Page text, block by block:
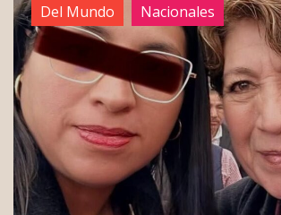
Del Mundo Nacionales